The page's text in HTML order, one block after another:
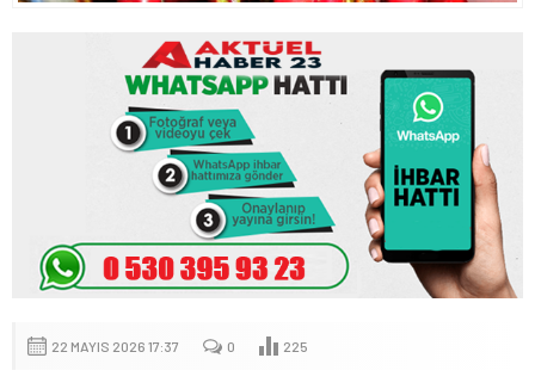
22 MAYIS 2026 17:37 0 225